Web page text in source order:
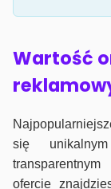
Wartość
się
ofercie